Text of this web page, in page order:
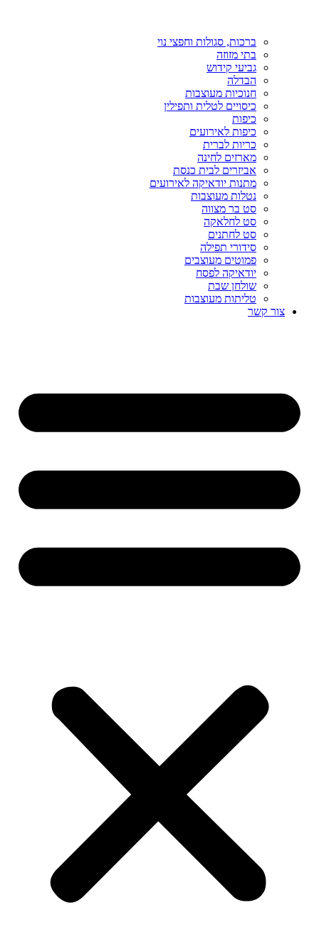
ברכות, סגולות וחפצי נוי
בתי מזוזה
גביעי קידוש
הבדלה
חנוכיות מעוצבות
כיסויים לטלית ותפילין
כיפות
כיפות לאירועים
כריות לברית
מארזים לחינה
אביזרים לבית כנסת
מתנות יודאיקה לאירועים
נטלות מעוצבות
סט בר מצווה
סט לחלאקה
סט לחתנים
סידורי תפילה
פמוטים מעוצבים
יודאיקה לפסח
שולחן שבת
טליתות מעוצבות
צור קשר